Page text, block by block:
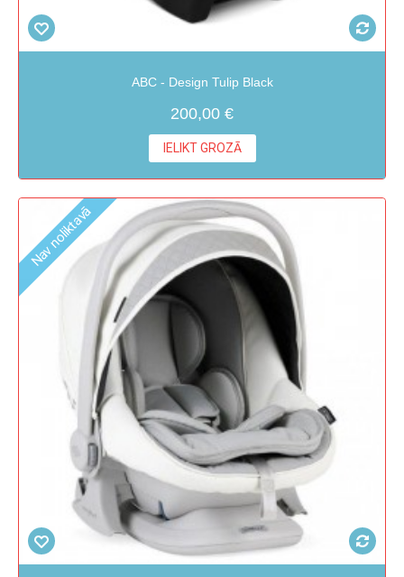
ABC - Design Tulip Black
200,00 €
IELIKT GROZĀ
Nav noliktavā